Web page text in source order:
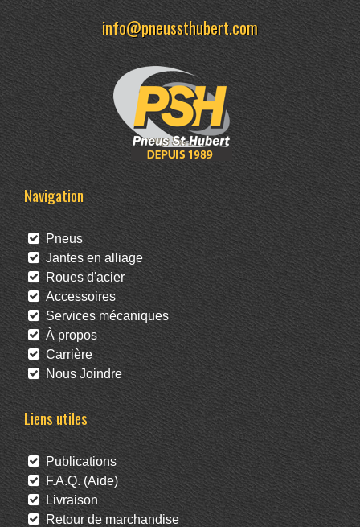
info@pneussthubert.com
Navigation
Pneus
Jantes en alliage
Roues d'acier
Accessoires
Services mécaniques
À propos
Carrière
Nous Joindre
Liens utiles
Publications
F.A.Q. (Aide)
Livraison
Retour de marchandise